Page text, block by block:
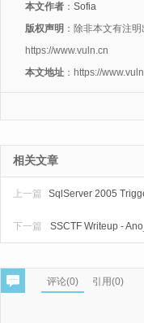
本文作者 ： Sofia
版权声明 ：除非本文有注
https://www.vuln.cn
本文地址 ：https://
相关文章
上一篇 SqlServer 2005
SSCTF Writeup -
下一篇
评论(0) 引用(0)